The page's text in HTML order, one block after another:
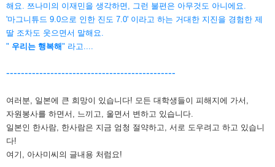
해요. 쯔나미의 이재민을 생각하면, 그런 불편은 아무것도 아니에요.
'마그니튜드 9.0으로 인한 진도 7.0' 이라고 하는 거대한 지진을 경험한 제
딸 조차도 웃으면서 말해요.
" 우리는 행복해" 라고....
----------------------------------------------
여러분, 일본에 큰 희망이 있습니다! 모든 대학생들이 피해지에 가서,
자원봉사를 하면서, 느끼고, 울면서 변하고 있습니다.
일본인 한사람, 한사람은 지금 엄청 절약하고, 서로 도우려고 하고 있습니
다!
여기, 아사미씨의 글내용 처럼요!